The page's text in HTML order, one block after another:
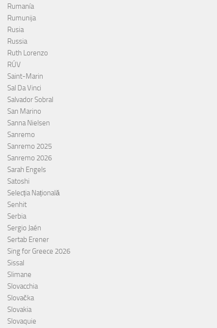
Rumanía
Rumunija
Rusia
Russia
Ruth Lorenzo
RÚV
Saint-Marin
Sal Da Vinci
Salvador Sobral
San Marino
Sanna Nielsen
Sanremo
Sanremo 2025
Sanremo 2026
Sarah Engels
Satoshi
Selecția Națională
Senhit
Serbia
Sergio Jaén
Sertab Erener
Sing for Greece 2026
Sissal
Slimane
Slovacchia
Slovačka
Slovakia
Slovaquie